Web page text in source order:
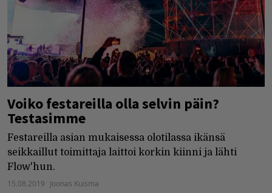
Voiko festareilla olla selvin päin?
Testasimme
Festareilla asian mukaisessa olotilassa ikänsä
seikkaillut toimittaja laittoi korkin kiinni ja lähti
Flow'hun.
15.08.2019 Joonas Kuisma